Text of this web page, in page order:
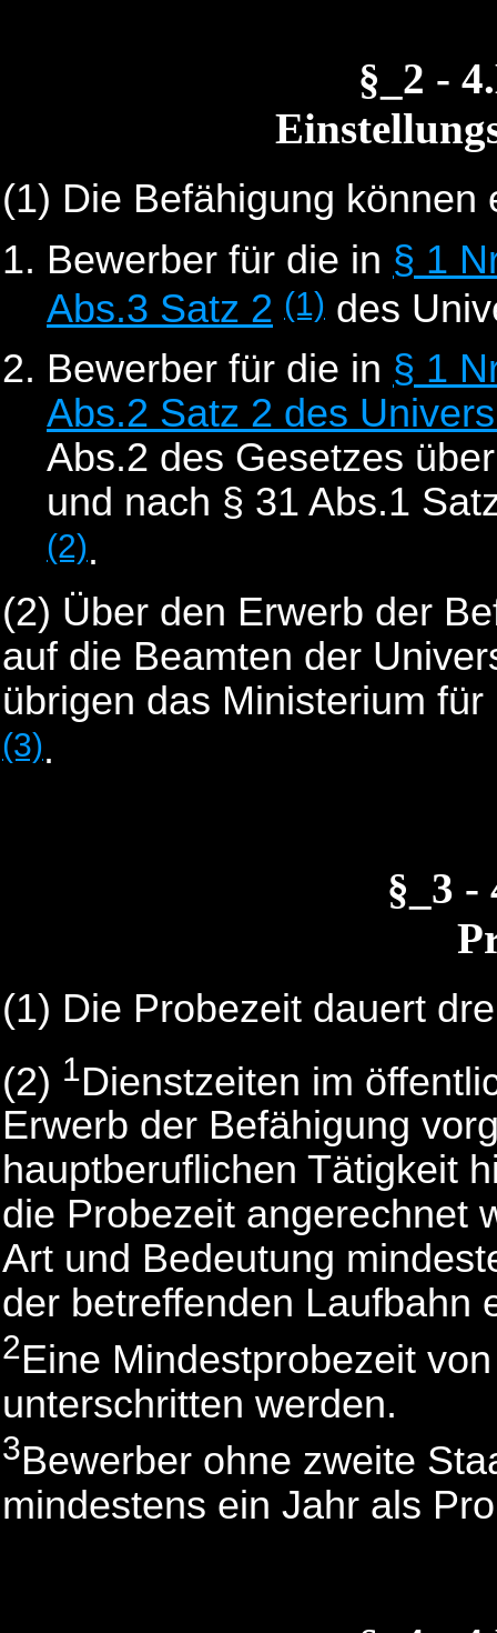
§_2 -
(1) Die Befähigung können
Bewerber für die in § 1
Abs.3 Satz 2 (1) des
Bewerber für die in § 1
Abs.2 Satz 2 des
Abs.2 des Gesetzes
und nach § 31 Abs.1
(2).
(2) Über den Erwerb der
auf die Beamten der
übrigen das Ministerium
(3).
§_3 -
(1) Die Probezeit dauert
(2) 1Dienstzeiten im
Erwerb der Befähigung
hauptberuflichen Tätigkeit
die Probezeit angerechnet
Art und Bedeutung
der betreffenden Laufbahn
2Eine Mindestprobezeit
unterschritten werden.
3Bewerber ohne zweite
mindestens ein Jahr als